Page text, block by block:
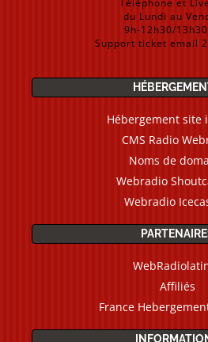
Téléphone et
du Lundi au
9h-12h30/
Support ticket email
Hébergement site
CMS Radio
Noms de
Webradio
Webradio
Affiliés
France